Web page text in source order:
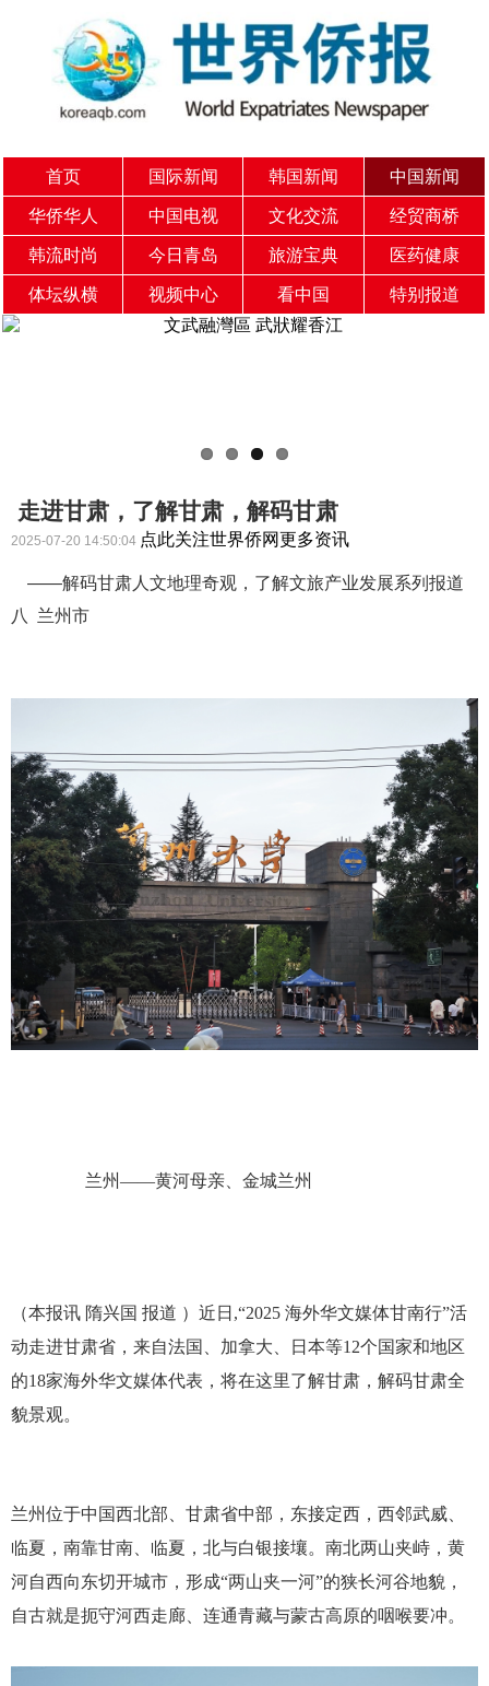
首页 国际新闻 韩国新闻 中国新闻
华侨华人 中国电视 文化交流 经贸商桥
韩流时尚 今日青岛 旅游宝典 医药健康
体坛纵横 视频中心 看中国 特别报道
走进甘肃，了解甘肃，解码甘肃
2025-07-20 14:50:04 点此关注世界侨网更多资讯
——解码甘肃人文地理奇观，了解文旅产业发展系列报道
八 兰州市
兰州——黄河母亲、金城兰州
（本报讯 隋兴国 报道 ）近日 ,“2025 海外华文媒体甘南行”活
动走进甘肃省，来自法国、加拿大、日本等12个国家和地区
的18家海外华文媒体代表，将在这里了解甘肃，解码甘肃全
貌景观。
兰州位于中国西北部、甘肃省中部，东接定西，西邻武威、
临夏，南靠甘南、临夏，北与白银接壤。南北两山夹峙，黄
河自西向东切开城市，形成“两山夹一河”的狭长河谷地貌，
自古就是扼守河西走廊、连通青藏与蒙古高原的咽喉要冲。